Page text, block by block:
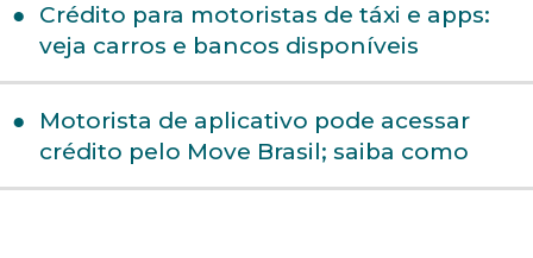
Crédito para motoristas de táxi e apps:
veja carros e bancos disponíveis
Motorista de aplicativo pode acessar
crédito pelo Move Brasil; saiba como